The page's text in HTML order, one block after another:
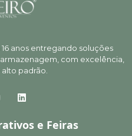
anos entregando soluções
com excelência,
padrão.
e Feiras